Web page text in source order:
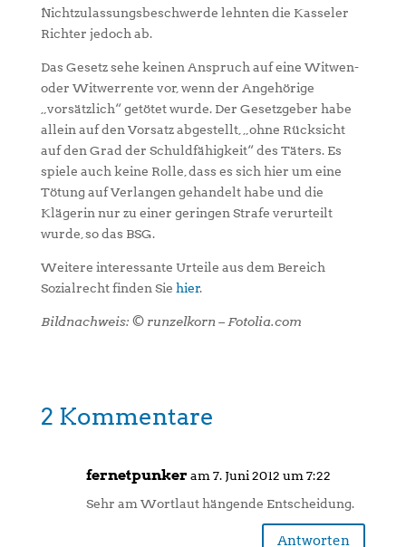
Nichtzulassungsbeschwerde lehnten die Kasseler
Richter jedoch ab.
Das Gesetz sehe keinen Anspruch auf eine Witwen-
oder Witwerrente vor, wenn der Angehörige
„vorsätzlich“ getötet wurde. Der Gesetzgeber habe
allein auf den Vorsatz abgestellt, „ohne Rücksicht
auf den Grad der Schuldfähigkeit“ des Täters. Es
spiele auch keine Rolle, dass es sich hier um eine
Tötung auf Verlangen gehandelt habe und die
Klägerin nur zu einer geringen Strafe verurteilt
wurde, so das BSG.
Weitere interessante Urteile aus dem Bereich
Sozialrecht finden Sie hier.
Bildnachweis: © runzelkorn – Fotolia.com
2 Kommentare
fernetpunker am 7. Juni 2012 um 7:22
Sehr am Wortlaut hängende Entscheidung.
Antworten